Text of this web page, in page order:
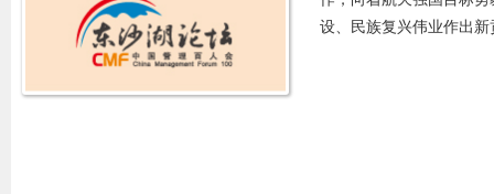
设、民族复兴伟业作出新